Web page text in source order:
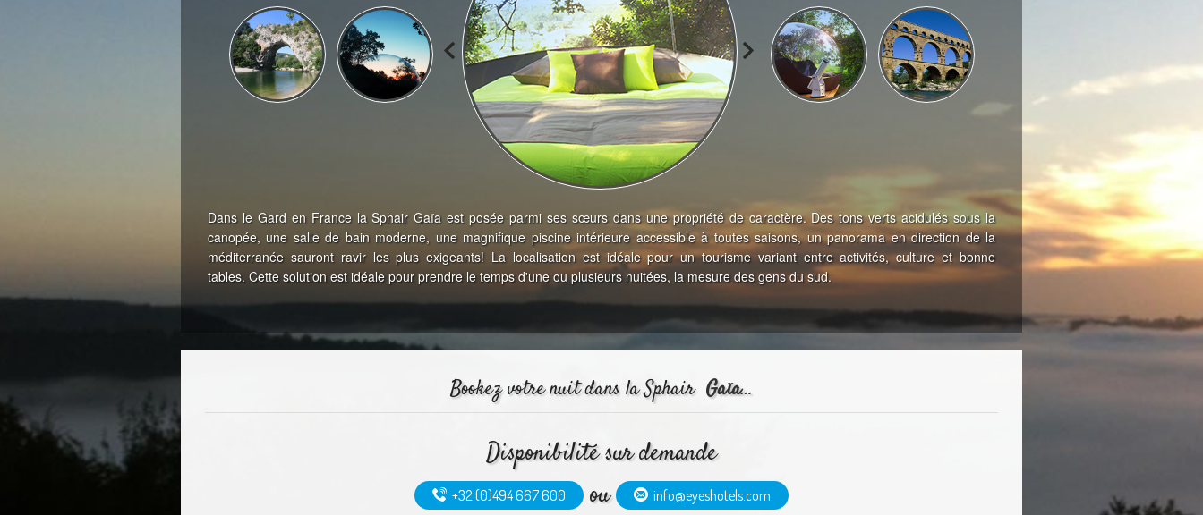
Dans le Gard en France la Sphair Gaïa est posée parmi ses sœurs dans une propriété de caractère. Des tons verts acidulés sous la
canopée, une salle de bain moderne, une magnifique piscine intérieure accessible à toutes saisons, un panorama en direction de la
méditerranée sauront ravir les plus exigeants! La localisation est idéale pour un tourisme variant entre activités, culture et bonne
tables. Cette solution est idéale pour prendre le temps d'une ou plusieurs nuitées, la mesure des gens du sud.
Bookez votre nuit dans la Sphair Gaïa…
Disponibilité sur demande
+32 (0)494 667 600 ou info@eyeshotels.com